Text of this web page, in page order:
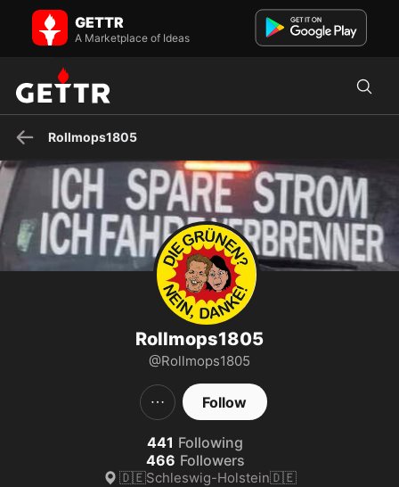
Rollmops1805 on GETTR - Profile and Posts
#patriot #konservativ #atheist #gruenerMist #impfgegner
#lauterbachmussweg #impfteuchinsknie #Trump 👍
GETTR
A Marketplace of Ideas
Rollmops1805
Rollmops1805
@Rollmops1805
Follow
441 Following
466 Followers
🇩🇪Schleswig-Holstein🇩🇪